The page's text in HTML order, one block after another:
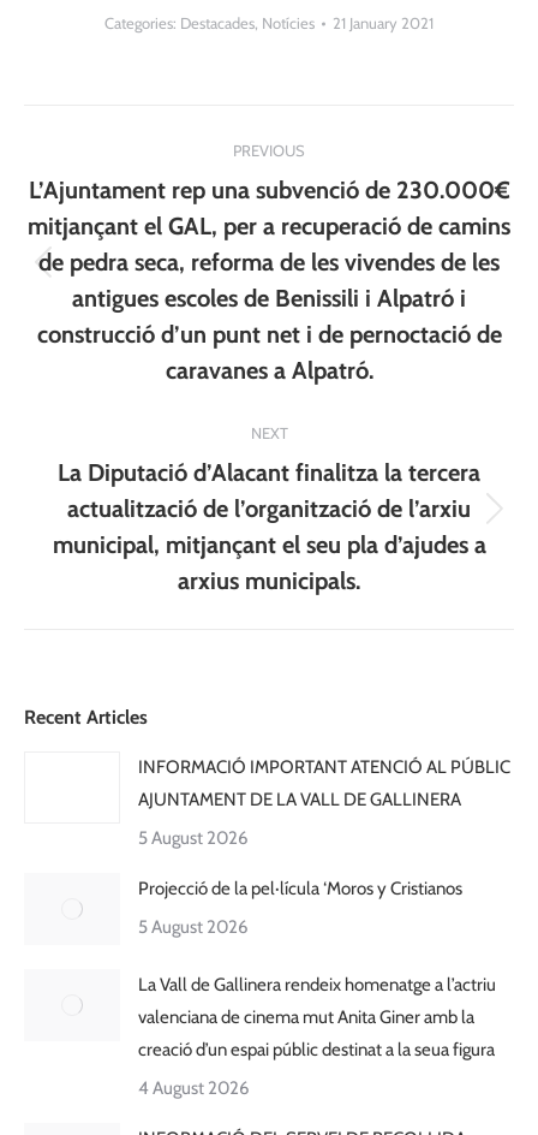
Categories: Destacades, Notícies 21 January 2021
navigation
PREVIOUS
Previous
post:
L’Ajuntament rep una subvenció de 230.000€
mitjançant el GAL, per a recuperació de camins
de pedra seca, reforma de les vivendes de les
antigues escoles de Benissili i Alpatró i
construcció d’un punt net i de pernoctació de
caravanes a Alpatró.
NEXT
Next
post:
La Diputació d’Alacant finalitza la tercera
actualització de l’organització de l’arxiu
municipal, mitjançant el seu pla d’ajudes a
arxius municipals.
Recent Articles
INFORMACIÓ IMPORTANT ATENCIÓ AL PÚBLIC
AJUNTAMENT DE LA VALL DE GALLINERA
5 August 2026
Projecció de la pel·lícula ‘Moros y Cristianos
5 August 2026
La Vall de Gallinera rendeix homenatge a l’actriu
valenciana de cinema mut Anita Giner amb la
creació d’un espai públic destinat a la seua figura
4 August 2026